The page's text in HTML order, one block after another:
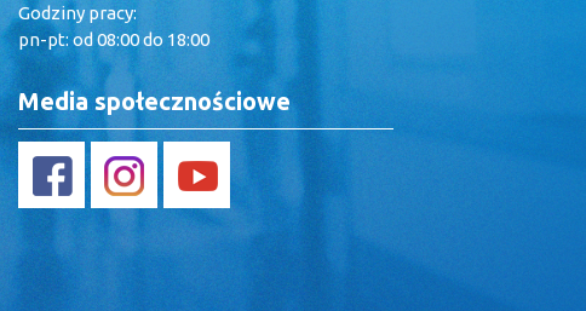
Godziny pracy:
pn-pt: od 08:00 do 18:00
Media społecznościowe